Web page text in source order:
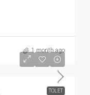
1 month ago
TOLET